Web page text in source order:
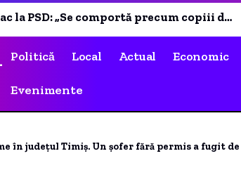
Adelina Pestrițu, mesaj tranșant după 16 ani în media: „Nu poți să mulțumești pe toată lumea”
Politică Local Actual Economic
Evenimente
Timiș. Un șofer fără permis a fugit de poliție după ce a